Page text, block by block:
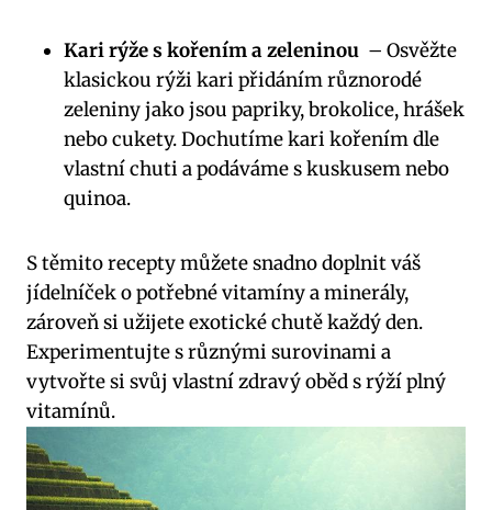
Kari rýže s ​kořením⁤ a ​zeleninou ⁣ – Osvěžte
klasickou rýži kari přidáním různorodé
zeleniny ⁤jako jsou papriky, brokolice, hrášek
nebo cukety. Dochutíme kari kořením dle
⁤vlastní ⁤chuti ⁣a‌ podáváme s kuskusem nebo
quinoa.
S⁣ těmito recepty‍ můžete snadno doplnit váš
jídelníček o potřebné vitamíny a minerály,
zároveň ⁢si užijete⁣ exotické chutě každý⁤ den.
Experimentujte s různými ⁢surovinami‌ a
‌vytvořte si svůj vlastní zdravý ‌oběd ⁢s rýží ⁢plný
vitamínů.